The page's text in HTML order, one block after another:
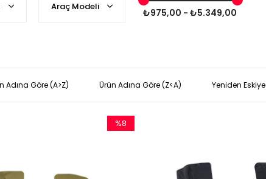
Araç Modeli
₺975,00 - ₺5.349,00
Adına Göre (A>Z) Ürün Adına Göre (Z<A) Yeniden Eskiye
%8